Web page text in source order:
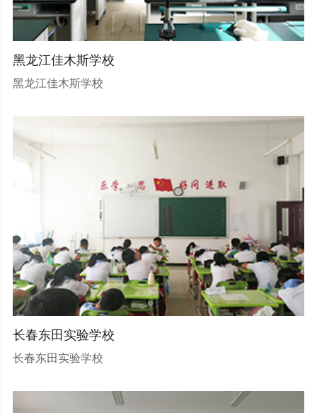
黑龙江佳木斯学校
黑龙江佳木斯学校
长春东田实验学校
长春东田实验学校